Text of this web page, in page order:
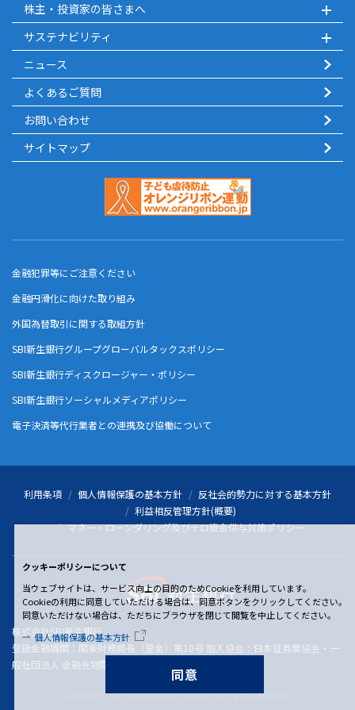
クッキーポリシーについて
当ウェブサイトは、サービス向上の目的のためCookieを利用しています。
Cookieの利用に同意していただける場合は、同意ボタンをクリックしてください。
同意いただけない場合は、ただちにブラウザを閉じて閲覧を中止してください。
個人情報保護の基本方針
同意
株主・投資家の皆さまへ
サステナビリティ
ニュース
よくあるご質問
お問い合わせ
サイトマップ
金融犯罪等にご注意ください
金融円滑化に向けた取り組み
外国為替取引に関する取組方針
SBI新生銀行グループグローバルタックスポリシー
SBI新生銀行ディスクロージャー・ポリシー
SBI新生銀行ソーシャルメディアポリシー
電子決済等代行業者との連携及び協働について
利用条項 個人情報保護の基本方針
反社会的勢力に対する基本方針
利益相反管理方針(概要)
マネー・ローンダリング及びテロ資金供与対策ポリシー
株式会社SBI新生銀行
登録金融機関：関東財務局長（登金）第10号 加入協会：日本証券業協会・一
般社団法人 金融先物取引業協会
Copyright - SBI Shinsei Bank, Limited. All rights reserved.